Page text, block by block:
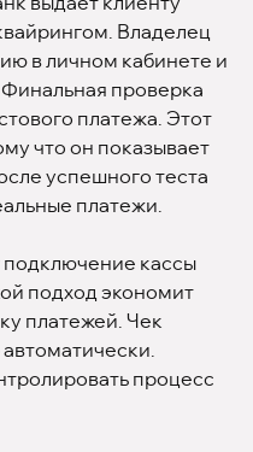
Владелец
в личном кабинете и
проверка
платежа. Этот
что он показывает
успешного теста
платежи.
кассы
подход экономит
платежей. Чек
процесс